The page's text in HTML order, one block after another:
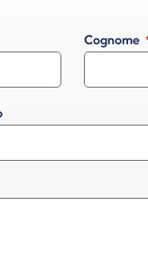
Cognome